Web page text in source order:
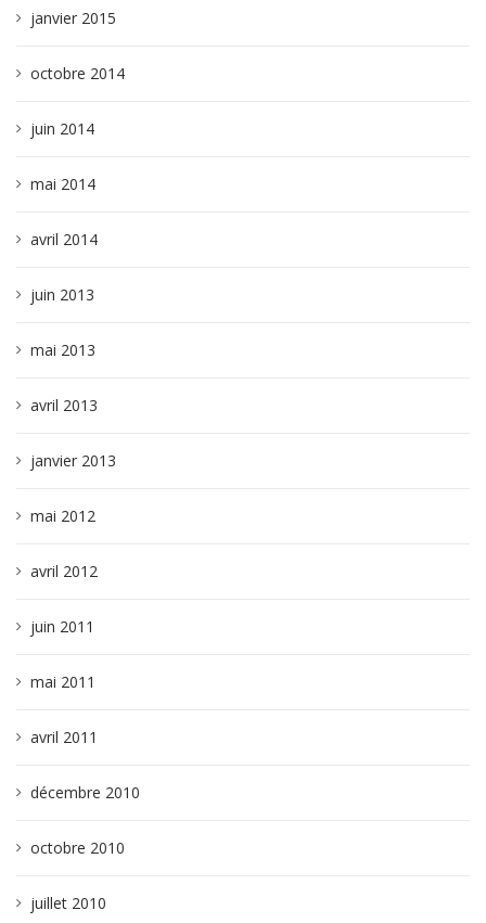
janvier 2015
octobre 2014
juin 2014
mai 2014
avril 2014
juin 2013
mai 2013
avril 2013
janvier 2013
mai 2012
avril 2012
juin 2011
mai 2011
avril 2011
décembre 2010
octobre 2010
juillet 2010